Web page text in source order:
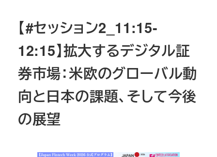
【#セッション2_11:15-
12:15】拡大するデジタル証
券市場：米欧のグローバル動
向と日本の課題、そして今後
の展望